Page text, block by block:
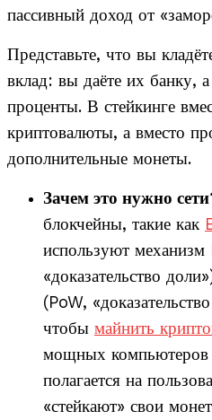
пассивный доход от
Представьте, что вы
вклад: вы даёте их банку,
проценты. В стейкинге
криптовалюты, а вместо
дополнительные монеты.
Зачем это нужно
блокчейны, такие как
используют
«доказательство
(PoW,
чтобы майнить
мощных компьютеров
полагается на
«стейкают» свои